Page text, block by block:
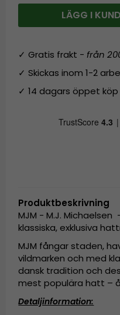
LÄGG I
✓ Gratis frakt -från
✓ Skickas inom 1-2
✓ 14 dagars öppet köp
Produktbeskrivning
MJM - M.J.
klassiska, exklusiva
MJM fångar staden,
vildmarken och med
dansk tradition och
mest populära hatt –
Detaljinformation: